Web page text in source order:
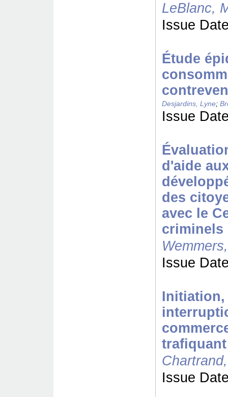
LeBlanc,
Issue
Étude
Desjardins, Lyne;
Issue
d'aide
des
avec le
criminels
Issue
trafiquant
Issue